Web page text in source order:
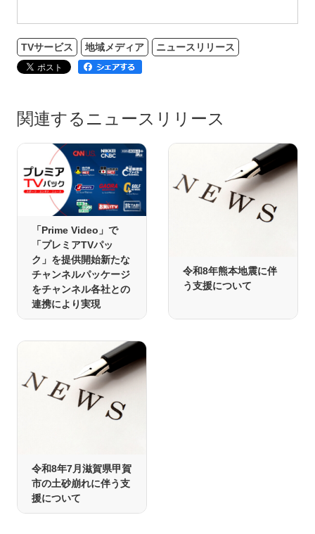
TVサービス 地域メディア ニュースリリース
関連するニュースリリース
「Prime Video」で
「プレミアTVパッ
ク」を提供開始新たな
チャンネルパッケージ
をチャンネル各社との
連携により実現
令和8年熊本地震に伴
う支援について
令和8年7月滋賀県甲賀
市の土砂崩れに伴う支
援について